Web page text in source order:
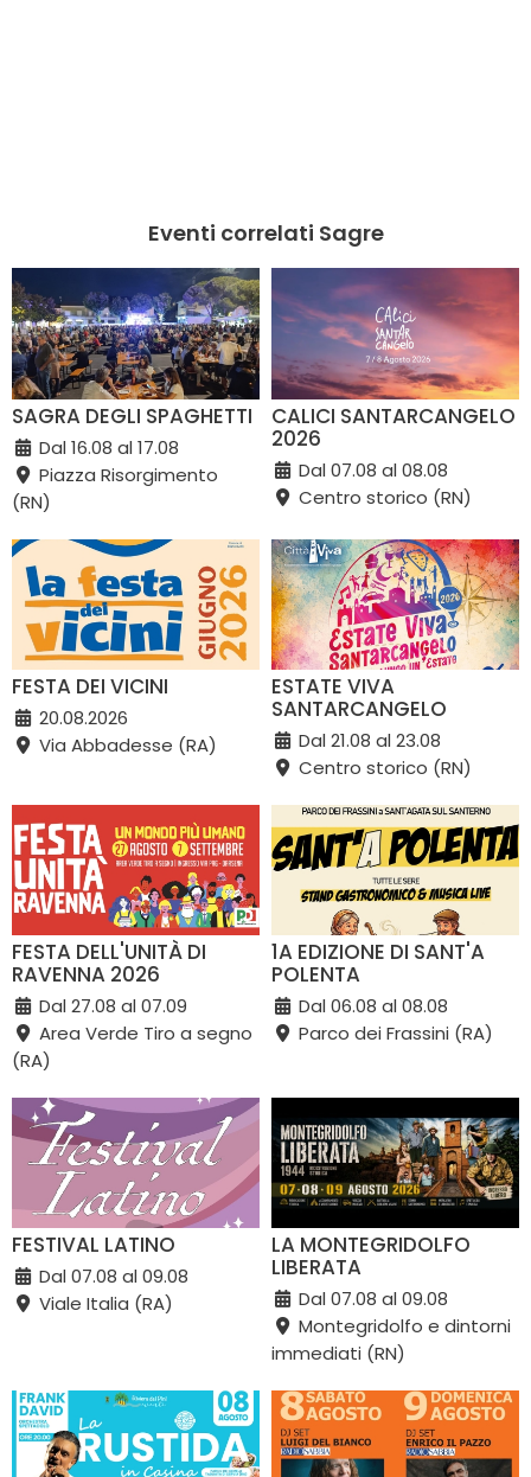
Eventi correlati Sagre
SAGRA DEGLI SPAGHETTI
Dal 16.08 al 17.08
Piazza Risorgimento
(RN)
CALICI SANTARCANGELO
2026
Dal 07.08 al 08.08
Centro storico (RN)
FESTA DEI VICINI
20.08.2026
Via Abbadesse (RA)
ESTATE VIVA
SANTARCANGELO
Dal 21.08 al 23.08
Centro storico (RN)
FESTA DELL'UNITÀ DI
RAVENNA 2026
Dal 27.08 al 07.09
Area Verde Tiro a segno
(RA)
1A EDIZIONE DI SANT'A
POLENTA
Dal 06.08 al 08.08
Parco dei Frassini (RA)
FESTIVAL LATINO
Dal 07.08 al 09.08
Viale Italia (RA)
LA MONTEGRIDOLFO
LIBERATA
Dal 07.08 al 09.08
Montegridolfo e dintorni
immediati (RN)